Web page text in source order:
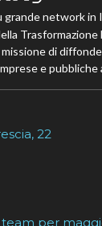
grande network
Trasformazione
di
e pubbliche
22
per